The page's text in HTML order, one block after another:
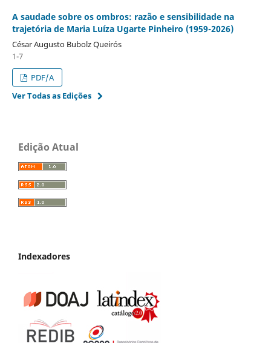
A saudade sobre os ombros: razão e sensibilidade na
trajetória de Maria Luíza Ugarte Pinheiro (1959-2026)
César Augusto Bubolz Queirós
1-7
PDF/A
Ver Todas as Edições
Edição Atual
Indexadores